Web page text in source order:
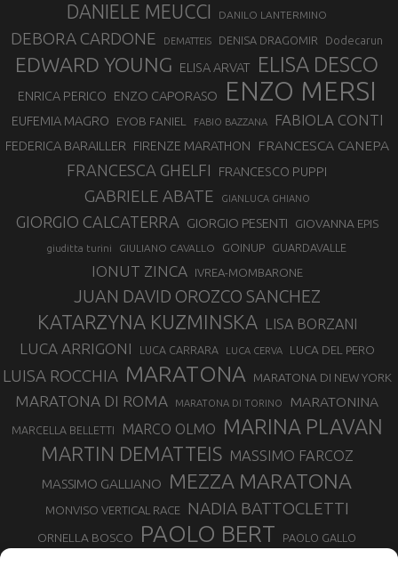
DANIELE MEUCCI DANILO LANTERMINO
DEBORA CARDONE DEMATTEIS DENISA DRAGOMIR Dodecarun
EDWARD YOUNG ELISA ARVAT ELISA DESCO
ENRICA PERICO ENZO CAPORASO ENZO MERSI
EUFEMIA MAGRO EYOB FANIEL FABIO BAZZANA FABIOLA CONTI
FEDERICA BARAILLER FIRENZE MARATHON FRANCESCA CANEPA
FRANCESCA GHELFI FRANCESCO PUPPI
GABRIELE ABATE GIANLUCA GHIANO
GIORGIO CALCATERRA GIORGIO PESENTI GIOVANNA EPIS
giuditta turini GIULIANO CAVALLO GOINUP GUARDAVALLE
IONUT ZINCA IVREA-MOMBARONE
JUAN DAVID OROZCO SANCHEZ
KATARZYNA KUZMINSKA LISA BORZANI
LUCA ARRIGONI LUCA CARRARA LUCA CERVA LUCA DEL PERO
LUISA ROCCHIA MARATONA MARATONA DI NEW YORK
MARATONA DI ROMA MARATONA DI TORINO MARATONINA
MARCELLA BELLETTI MARCO OLMO MARINA PLAVAN
MARTIN DEMATTEIS MASSIMO FARCOZ
MASSIMO GALLIANO MEZZA MARATONA
MONVISO VERTICAL RACE NADIA BATTOCLETTI
ORNELLA BOSCO PAOLO BERT PAOLO GALLO